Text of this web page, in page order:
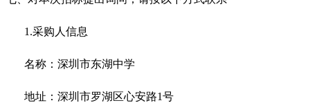
1.采购人信息
名称：深圳市东湖中学
地址：深圳市罗湖区心安路1号